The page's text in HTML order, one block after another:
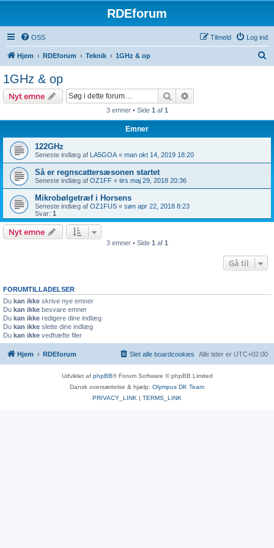
RDEforum
OSS Log ind
Tilmeld
Hjem RDEforum Teknik 1GHz & op
1GHz & op
Nyt emne Søg
3 emner • Side 1 af 1
Emner
122GHz
Seneste indlæg af LA5GOA « man okt 14, 2019 18:20
Så er regnscattersæsonen startet
Seneste indlæg af OZ1FF « tirs maj 29, 2018 20:36
Mikrobølgetræf i Horsens
Seneste indlæg af OZ1FUS « søn apr 22, 2018 8:23
Svar: 1
Nyt emne
3 emner • Side 1 af 1
Gå til
FORUMTILLADELSER
Du kan ikke skrive nye emner
Du kan ikke besvare emner
Du kan ikke redigere dine indlæg
Du kan ikke slette dine indlæg
Du kan ikke vedhæfte filer
Hjem RDEforum Alle tider er UTC+02:00
Slet alle boardcookies
Udviklet af phpBB® Forum Software © phpBB Limited
Dansk oversættelse & hjælp: Olympus DK Team
PRIVACY_LINK | TERMS_LINK